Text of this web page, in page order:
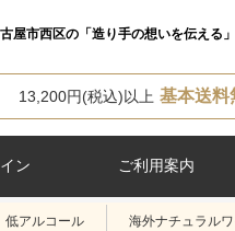
屋市西区の「造り手の想いを伝える
13,200円(税込)以上 基本送料
ン ご利用案内
低アルコール 海外ナチュラル